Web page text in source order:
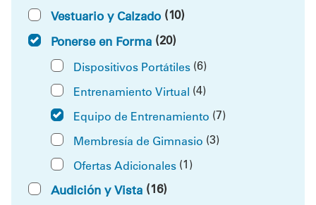
Vestuario y Calzado (10)
Ponerse en Forma (20)
Dispositivos Portátiles (6)
Entrenamiento Virtual (4)
Equipo de Entrenamiento (7)
Membresía de Gimnasio (3)
Ofertas Adicionales (1)
Audición y Vista (16)